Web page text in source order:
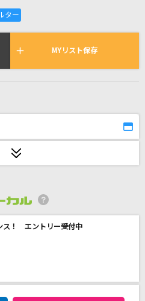
りれき
われている曲の一覧
[アフター・ザ・スリ
MYリスト保存
ス！ エントリー受付中
エントリーランキング